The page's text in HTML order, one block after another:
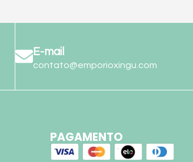
E-mail
contato@emporioxingu.com
PAGAMENTO